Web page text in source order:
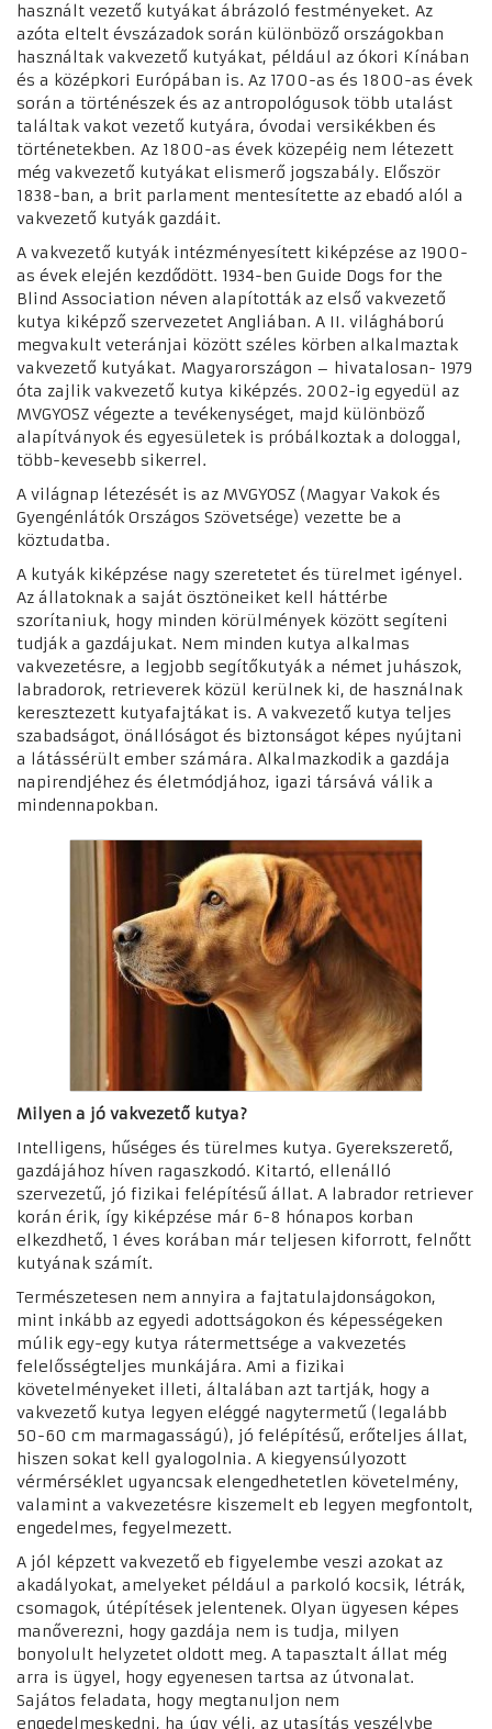
használt vezető kutyákat ábrázoló festményeket. Az
azóta eltelt évszázadok során különböző országokban
használtak vakvezető kutyákat, például az ókori Kínában
és a középkori Európában is. Az 1700-as és 1800-as évek
során a történészek és az antropológusok több utalást
találtak vakot vezető kutyára, óvodai versikékben és
történetekben. Az 1800-as évek közepéig nem létezett
még vakvezető kutyákat elismerő jogszabály. Először
1838-ban, a brit parlament mentesítette az ebadó alól a
vakvezető kutyák gazdáit.
A vakvezető kutyák intézményesített kiképzése az 1900-
as évek elején kezdődött. 1934-ben Guide Dogs for the
Blind Association néven alapították az első vakvezető
kutya kiképző szervezetet Angliában. A II. világháború
megvakult veteránjai között széles körben alkalmaztak
vakvezető kutyákat. Magyarországon – hivatalosan- 1979
óta zajlik vakvezető kutya kiképzés. 2002-ig egyedül az
MVGYOSZ végezte a tevékenységet, majd különböző
alapítványok és egyesületek is próbálkoztak a dologgal,
több-kevesebb sikerrel.
A világnap létezését is az MVGYOSZ (Magyar Vakok és
Gyengénlátók Országos Szövetsége) vezette be a
köztudatba.
A kutyák kiképzése nagy szeretetet és türelmet igényel.
Az állatoknak a saját ösztöneiket kell háttérbe
szorítaniuk, hogy minden körülmények között segíteni
tudják a gazdájukat. Nem minden kutya alkalmas
vakvezetésre, a legjobb segítőkutyák a német juhászok,
labradorok, retrieverek közül kerülnek ki, de használnak
keresztezett kutyafajtákat is. A vakvezető kutya teljes
szabadságot, önállóságot és biztonságot képes nyújtani
a látássérült ember számára. Alkalmazkodik a gazdája
napirendjéhez és életmódjához, igazi társává válik a
mindennapokban.
Milyen a jó vakvezető kutya?
Intelligens, hűséges és türelmes kutya. Gyerekszerető,
gazdájához híven ragaszkodó. Kitartó, ellenálló
szervezetű, jó fizikai felépítésű állat. A labrador retriever
korán érik, így kiképzése már 6-8 hónapos korban
elkezdhető, 1 éves korában már teljesen kiforrott, felnőtt
kutyának számít.
Természetesen nem annyira a fajtatulajdonságokon,
mint inkább az egyedi adottságokon és képességeken
múlik egy-egy kutya rátermettsége a vakvezetés
felelősségteljes munkájára. Ami a fizikai
követelményeket illeti, általában azt tartják, hogy a
vakvezető kutya legyen eléggé nagytermetű (legalább
50-60 cm marmagasságú), jó felépítésű, erőteljes állat,
hiszen sokat kell gyalogolnia. A kiegyensúlyozott
vérmérséklet ugyancsak elengedhetetlen követelmény,
valamint a vakvezetésre kiszemelt eb legyen megfontolt,
engedelmes, fegyelmezett.
A jól képzett vakvezető eb figyelembe veszi azokat az
akadályokat, amelyeket például a parkoló kocsik, létrák,
csomagok, útépítések jelentenek. Olyan ügyesen képes
manőverezni, hogy gazdája nem is tudja, milyen
bonyolult helyzetet oldott meg. A tapasztalt állat még
arra is ügyel, hogy egyenesen tartsa az útvonalat.
Sajátos feladata, hogy megtanuljon nem
engedelmeskedni, ha úgy véli, az utasítás veszélybe